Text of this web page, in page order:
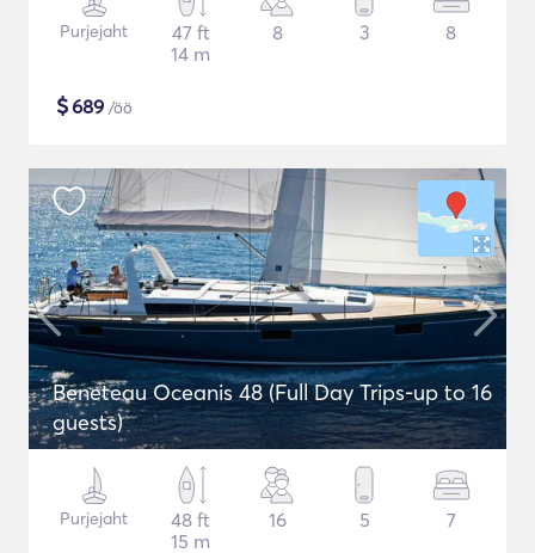
Purjejaht
47 ft
14 m
8 3 8
$689 /öö
Beneteau Oceanis 48 (Full Day Trips-up to 16
guests)
Purjejaht
48 ft
15 m
16 5 7